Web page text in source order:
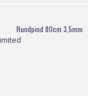
Rundpind 80cm 3,5mm